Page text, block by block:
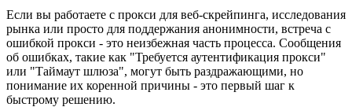
Если вы работаете с прокси для веб-скрейпинга, исследования
рынка или просто для поддержания анонимности, встреча с
ошибкой прокси - это неизбежная часть процесса. Сообщения
об ошибках, такие как "Требуется аутентификация прокси"
или "Таймаут шлюза", могут быть раздражающими, но
понимание их коренной причины - это первый шаг к
быстрому решению.